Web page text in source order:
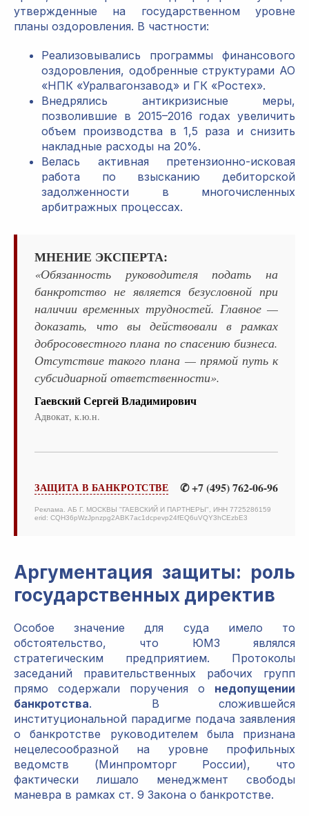
утвержденные на государственном уровне
планы оздоровления. В частности:
Реализовывались программы финансового
оздоровления, одобренные структурами АО
«НПК «Уралвагонзавод» и ГК «Ростех».
Внедрялись антикризисные меры,
позволившие в 2015–2016 годах увеличить
объем производства в 1,5 раза и снизить
накладные расходы на 20%.
Велась активная претензионно-исковая
работа по взысканию дебиторской
задолженности в многочисленных
арбитражных процессах.
МНЕНИЕ ЭКСПЕРТА:
«Обязанность руководителя подать на
банкротство не является безусловной при
наличии временных трудностей. Главное —
доказать, что вы действовали в рамках
добросовестного плана по спасению бизнеса.
Отсутствие такого плана — прямой путь к
субсидиарной ответственности».
Гаевский Сергей Владимирович
Адвокат, к.ю.н.
ЗАЩИТА В БАНКРОТСТВЕ ✆ +7 (495) 762-06-96
Реклама. АБ Г. МОСКВЫ "ГАЕВСКИЙ И ПАРТНЕРЫ", ИНН 7725286159
erid: CQH36pWzJpnzpg2ABK7ac1dcpevp24fEQ6uVQY3hCEzbE3
Аргументация защиты: роль
государственных директив
Особое значение для суда имело то
обстоятельство, что ЮМЗ являлся
стратегическим предприятием. Протоколы
заседаний правительственных рабочих групп
прямо содержали поручения о недопущении
банкротства. В сложившейся
институциональной парадигме подача заявления
о банкротстве руководителем была признана
нецелесообразной на уровне профильных
ведомств (Минпромторг России), что
фактически лишало менеджмент свободы
маневра в рамках ст. 9 Закона о банкротстве.